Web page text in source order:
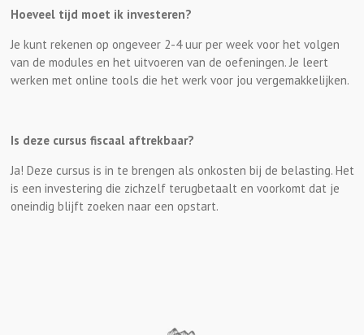
Hoeveel tijd moet ik investeren?
Je kunt rekenen op ongeveer 2-4 uur per week voor het volgen
van de modules en het uitvoeren van de oefeningen. Je leert
werken met online tools die het werk voor jou vergemakkelijken.
Is deze cursus fiscaal aftrekbaar?
Ja! Deze cursus is in te brengen als onkosten bij de belasting. Het
is een investering die zichzelf terugbetaalt en voorkomt dat je
oneindig blijft zoeken naar een opstart.